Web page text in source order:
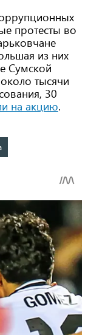
протесты во
из них
Сумской
тысячи
30
на акцию.